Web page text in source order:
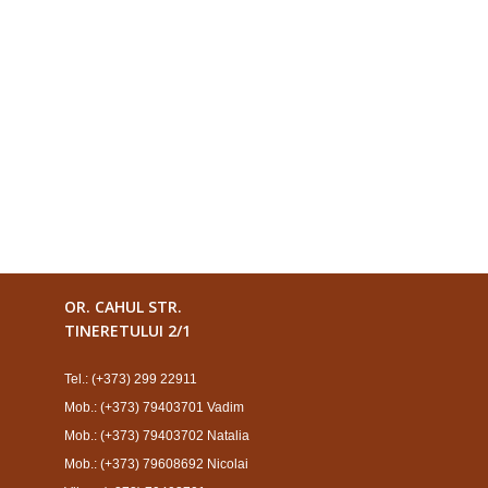
OR. CAHUL STR.
TINERETULUI 2/1
Tel.: (+373) 299 22911
Mob.: (+373) 79403701 Vadim
Mob.: (+373) 79403702 Natalia
Mob.: (+373) 79608692 Nicolai